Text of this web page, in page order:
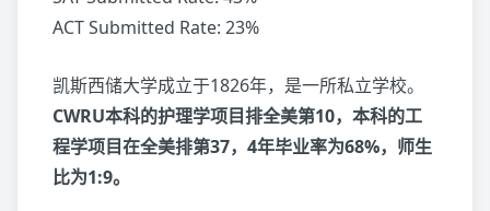
ACT Submitted Rate: 23%
凯斯西储大学成立于1826年，是一所私立学校。
CWRU本科的护理学项目排全美第10，本科的工
程学项目在全美排第37，4年毕业率为68%，师生
比为1:9。